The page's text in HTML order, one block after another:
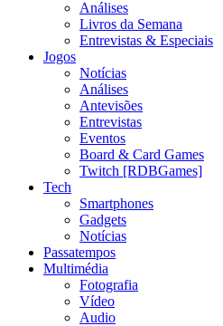
Análises
Livros da Semana
Entrevistas & Especiais
Jogos
Notícias
Análises
Antevisões
Entrevistas
Eventos
Board & Card Games
Twitch [RDBGames]
Tech
Smartphones
Gadgets
Notícias
Passatempos
Multimédia
Fotografia
Vídeo
Audio